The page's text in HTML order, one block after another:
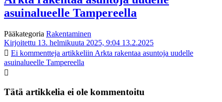
asuinalueelle Tampereella
Pääkategoria Rakentaminen
Kirjoitettu 13. helmikuuta 2025, 9:04 13.2.2025
Ei kommentteja artikkeliin Arkta rakentaa asuntoja uudelle
asuinalueelle Tampereella
Tätä artikkelia ei ole kommentoitu